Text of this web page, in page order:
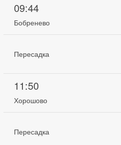
09:44
Бобренево
Пересадка
11:50
Хорошово
Пересадка